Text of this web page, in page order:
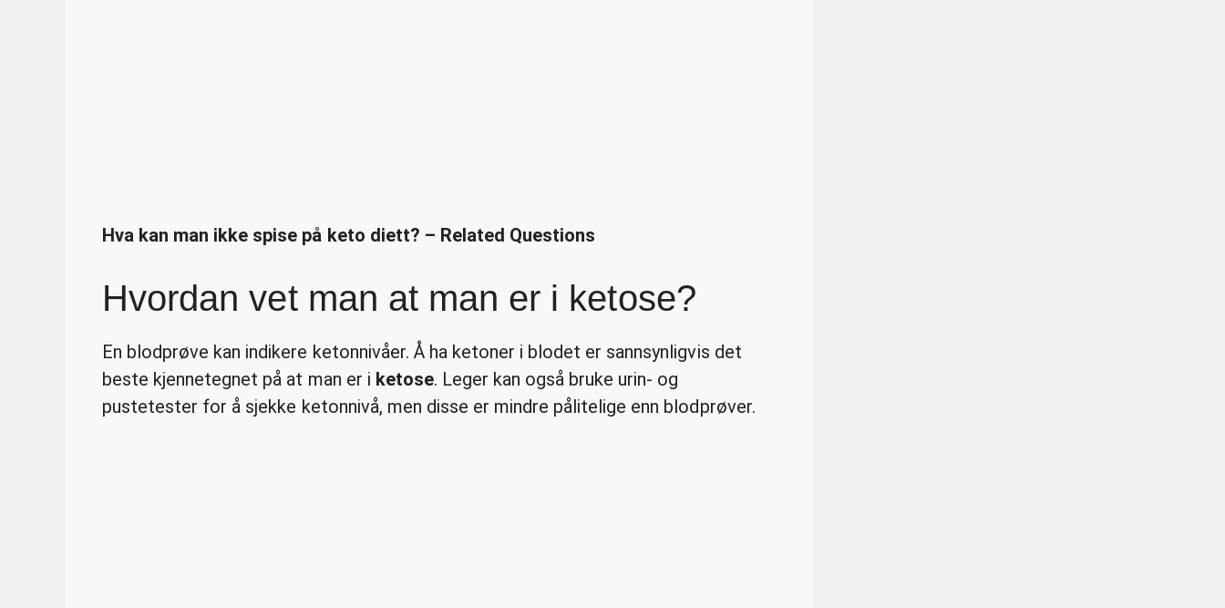
Hva kan man ikke spise på keto diett? – Related Questions
Hvordan vet man at man er i ketose?
En blodprøve kan indikere ketonnivåer. Å ha ketoner i blodet er sannsynligvis det
beste kjennetegnet på at man er i ketose. Leger kan også bruke urin- og
pustetester for å sjekke ketonnivå, men disse er mindre pålitelige enn blodprøver.